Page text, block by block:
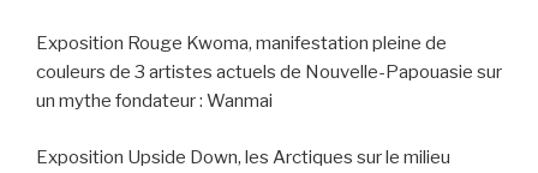
Exposition Rouge Kwoma, manifestation pleine de
couleurs de 3 artistes actuels de Nouvelle-Papouasie sur
un mythe fondateur : Wanmai
Exposition Upside Down, les Arctiques sur le milieu